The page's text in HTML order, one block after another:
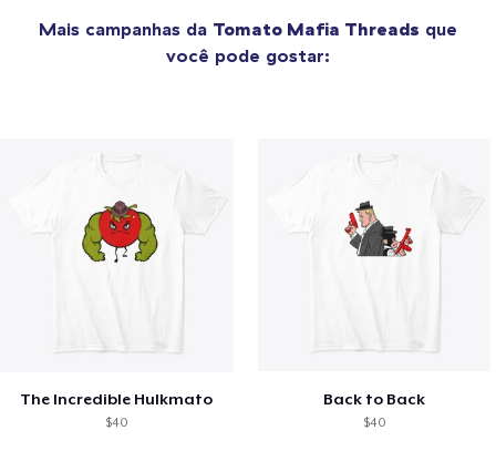
Mais campanhas da Tomato Mafia Threads que
você pode gostar:
The Incredible Hulkmato
$40
Back to Back
$40